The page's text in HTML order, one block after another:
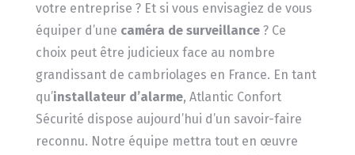
votre entreprise ? Et si vous envisagiez de vous
équiper d’une caméra de surveillance? Ce
choix peut être judicieux face au nombre
grandissant de cambriolages en France. En tant
qu’installateur d’alarme, Atlantic Confort
Sécurité dispose aujourd’hui d’un savoir-faire
reconnu. Notre équipe mettra tout en œuvre